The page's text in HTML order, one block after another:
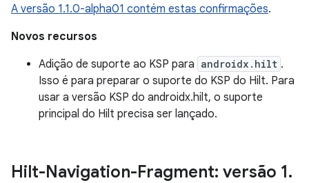
A versão 1.1.0-alpha01 contém estas confirmações.
Novos recursos
Adição de suporte ao KSP para androidx.hilt .
Isso é para preparar o suporte do KSP do Hilt. Para
usar a versão KSP do androidx.hilt, o suporte
principal do Hilt precisa ser lançado.
Hilt-Navigation-Fragment: versão 1.